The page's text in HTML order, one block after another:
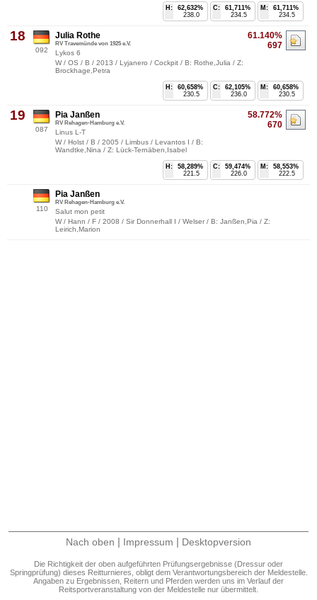
M:
61,711%
234.5
C:
61,711%
234.5
H:
62,632%
238.0
18
092
61.140%
697
Julia Rothe
RV Travemünde von 1925 e.V.
Lykos 6
W / OS / B / 2013 / Lyjanero / Cockpit / B: Rothe,Julia / Z:
Brockhage,Petra
M:
60,658%
230.5
C:
62,105%
236.0
H:
60,658%
230.5
19
087
58.772%
670
Pia Janßen
RV Rehagen-Hamburg e.V.
Linus L-T
W / Holst / B / 2005 / Limbus / Levantos I / B:
Wandtke,Nina / Z: Lück-Ternäben,Isabel
M:
58,553%
222.5
C:
59,474%
226.0
H:
58,289%
221.5
110
Pia Janßen
RV Rehagen-Hamburg e.V.
Salut mon petit
W / Hann / F / 2008 / Sir Donnerhall I / Welser / B: Janßen,Pia / Z:
Leirich,Marion
Nach oben | Impressum | Desktopversion
Die Richtigkeit der oben aufgeführten Prüfungsergebnisse (Dressur oder
Springprüfung) dieses Reitturnieres, obligt dem Verantwortungsbereich der Meldestelle.
Angaben zu Ergebnissen, Reitern und Pferden werden uns im Verlauf der
Reitsportveranstaltung von der Meldestelle nur übermittelt.